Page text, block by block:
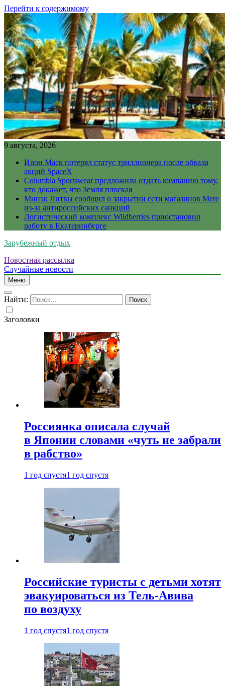
Перейти к содержимому
9 августа, 2026
Илон Маск потерял статус триллионера после обвала
акций SpaceX
Columbia Sportswear предложила отдать компанию тому,
кто докажет, что Земля плоская
Минэк Литвы сообщил о закрытии сети магазинов Mere
из-за антироссийских санкций
Логистический комплекс Wildberries приостановил
работу в Екатеринбурге
Зарубежный отдых
Новостная рассылка
Случайные новости
Меню
Найти:
Заголовки
Россиянка описала случай
в Японии словами «чуть не забрали
в рабство»
1 год спустя1 год спустя
Российские туристы с детьми хотят
эвакуироваться из Тель-Авива
по воздуху
1 год спустя1 год спустя